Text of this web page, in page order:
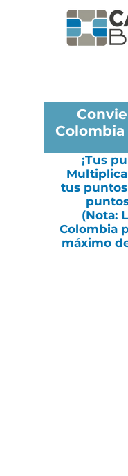
Colombia
¡Tus
tus puntos
(Nota:
Colombia
máximo